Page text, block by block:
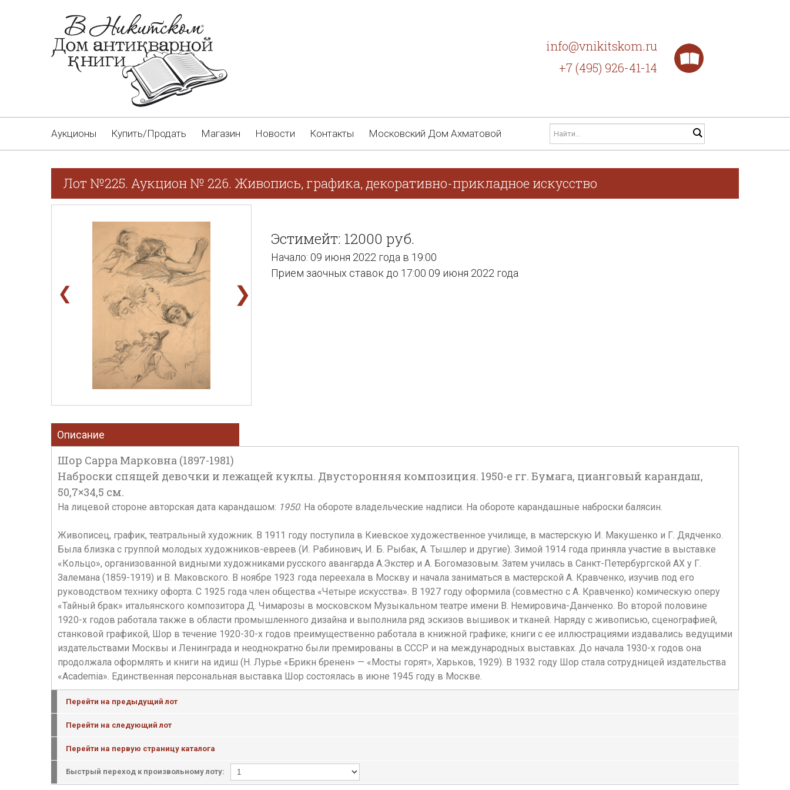
info@vnikitskom.ru
+7 (495) 926-41-14
Аукционы Купить/Продать Магазин Новости Контакты Московский Дом Ахматовой
Лот №225. Аукцион № 226. Живопись, графика, декоративно-прикладное искусство
❮ ❯
Эстимейт: 12000 руб.
Начало: 09 июня 2022 года в 19:00
Прием заочных ставок до 17:00 09 июня 2022 года
Описание
Шор Сарра Марковна (1897-1981)
Наброски спящей девочки и лежащей куклы. Двусторонняя композиция. 1950-е гг. Бумага, цианговый карандаш,
50,7×34,5 см.
На лицевой стороне авторская дата карандашом: 1950. На обороте владельческие надписи. На обороте карандашные наброски балясин.
Живописец, график, театральный художник. В 1911 году поступила в Киевское художественное училище, в мастерскую И. Макушенко и Г. Дядченко.
Была близка с группой молодых художников-евреев (И. Рабинович, И. Б. Рыбак, А. Тышлер и другие). Зимой 1914 года приняла участие в выставке
«Кольцо», организованной видными художниками русского авангарда А.Экстер и А. Богомазовым. Затем училась в Санкт-Петербургской АХ у Г.
Залемана (1859-1919) и В. Маковского. В ноябре 1923 года переехала в Москву и начала заниматься в мастерской А. Кравченко, изучив под его
руководством технику офорта. С 1925 года член общества «Четыре искусства». В 1927 году оформила (совместно с А. Кравченко) комическую оперу
«Тайный брак» итальянского композитора Д. Чимарозы в московском Музыкальном театре имени В. Немировича-Данченко. Во второй половине
1920-х годов работала также в области промышленного дизайна и выполнила ряд эскизов вышивок и тканей. Наряду с живописью, сценографией,
станковой графикой, Шор в течение 1920-30-х годов преимущественно работала в книжной графике; книги с ее иллюстрациями издавались ведущими
издательствами Москвы и Ленинграда и неоднократно были премированы в СССР и на международных выставках. До начала 1930-х годов она
продолжала оформлять и книги на идиш (Н. Лурье «Брикн бренен» — «Мосты горят», Харьков, 1929). В 1932 году Шор стала сотрудницей издательства
«Academia». Единственная персональная выставка Шор состоялась в июне 1945 году в Москве.
Перейти на предыдущий лот
Перейти на следующий лот
Перейти на первую страницу каталога
Быстрый переход к произвольному лоту: